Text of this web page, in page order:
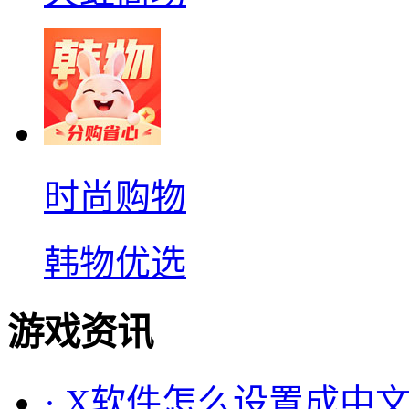
时尚购物
韩物优选
游戏资讯